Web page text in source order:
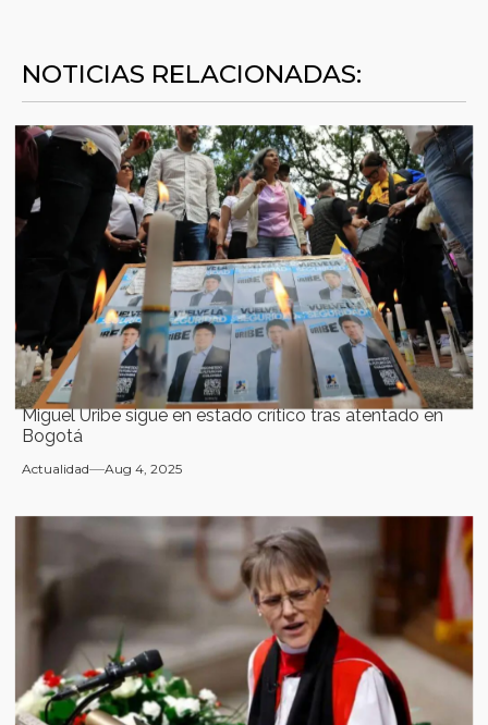
NOTICIAS RELACIONADAS:
Miguel Uribe sigue en estado crítico tras atentado en
Bogotá
Actualidad Aug 4, 2025